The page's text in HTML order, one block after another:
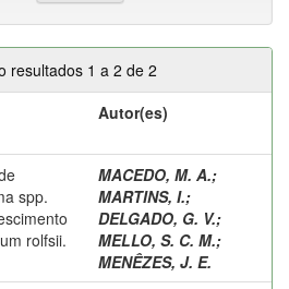
resultados 1 a 2 de 2
Autor(es)
spp.
rolfsii.
MACEDO, M. A.;
MARTINS, I.;
DELGADO, G. V.;
MELLO, S. C. M.;
MENÊZES, J. E.